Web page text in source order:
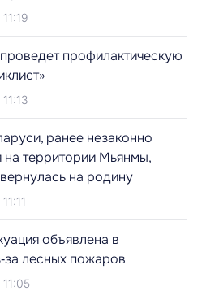
профилактическую
ранее незаконно
территории Мьянмы,
на родину
объявлена в
лесных пожаров